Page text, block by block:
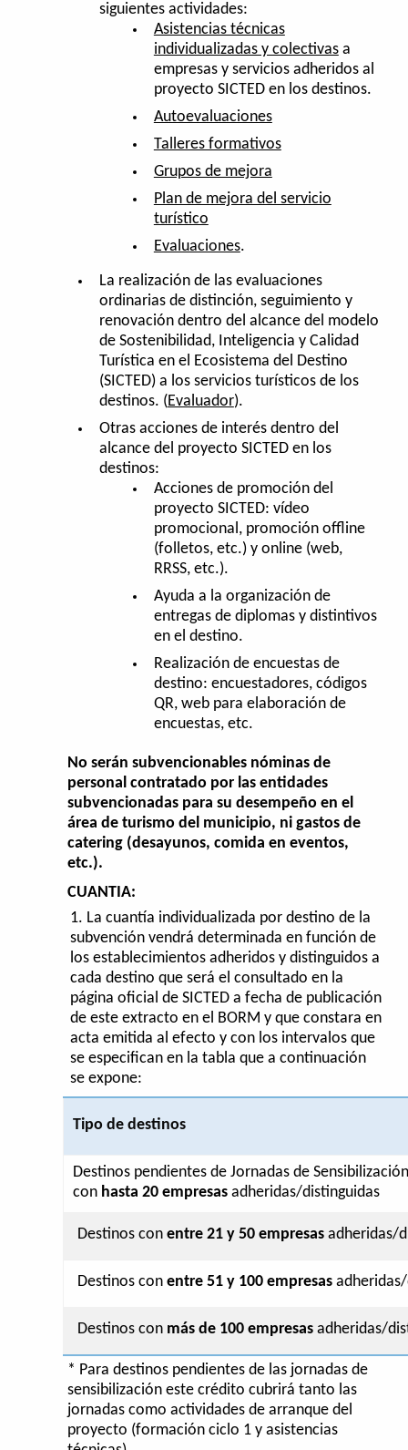
siguientes actividades:
Asistencias técnicas
individualizadas y colectivasa
empresas y servicios adheridos al
proyecto SICTED en los destinos.
Autoevaluaciones
Talleres formativos
Grupos de mejora
Plan de mejora del servicio
turístico
Evaluaciones.
La realización de las evaluaciones
ordinarias de distinción, seguimiento y
renovación dentro del alcance del modelo
de Sostenibilidad, Inteligencia y Calidad
Turística en el Ecosistema del Destino
(SICTED) a los servicios turísticos de los
destinos. (Evaluador).
Otras acciones de interés dentro del
alcance del proyecto SICTED en los
destinos:
Acciones de promoción del
proyecto SICTED: vídeo
promocional, promoción offline
(folletos, etc.) y online (web,
RRSS, etc.).
Ayuda a la organización de
entregas de diplomas y distintivos
en el destino.
Realización de encuestas de
destino: encuestadores, códigos
QR, web para elaboración de
encuestas, etc.
No serán subvencionables nóminas de
personal contratado por las entidades
subvencionadas para su desempeño en el
área de turismo del municipio, ni gastos de
catering (desayunos, comida en eventos,
etc.).
CUANTIA:
La cuantía individualizada por destino de la
subvención vendrá determinada en función de
los establecimientos adheridos y distinguidos a
cada destino que será el consultado en la
página oficial de SICTED a fecha de publicación
de este extracto en el BORM y que constara en
acta emitida al efecto y con los intervalos que
se especifican en la tabla que a continuación
se expone:
Tipo de destinos
Destinos pendientes de Jornadas de
con hasta 20 empresasadheridas/distinguidas
Destinos conentre 21 y 50 empresas adheridas/
Destinos conentre 51 y 100 empresas
Destinos con más de 100 empresas adheridas/
* Para destinos pendientes de las jornadas de
sensibilización este crédito cubrirá tanto las
jornadas como actividades de arranque del
proyecto (formación ciclo 1 y asistencias